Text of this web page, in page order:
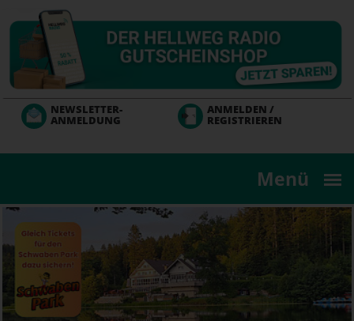
zum
Inhalt
NEWSLETTER-
ANMELDUNG
ANMELDEN /
REGISTRIEREN
Menü